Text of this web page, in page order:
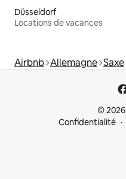
Düsseldorf
Locations de vacances
Airbnb Allemagne Saxe
©
Confidentialité